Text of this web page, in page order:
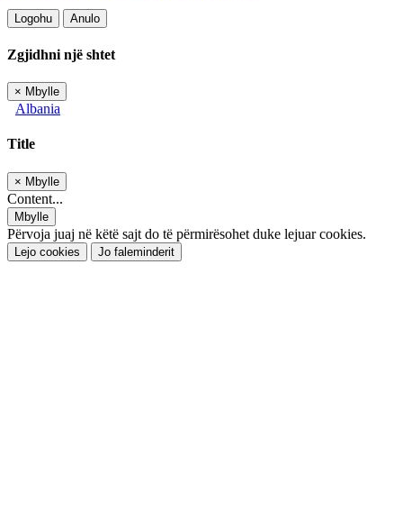
Logohu Anulo
Zgjidhni një shtet
× Mbylle
Albania
Title
× Mbylle
Content...
Mbylle
Përvoja juaj në këtë sajt do të përmirësohet duke lejuar cookies.
Lejo cookies Jo faleminderit